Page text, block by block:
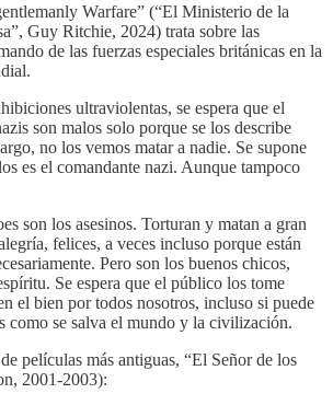
Warfare” (“El Ministerio de la
Guy Ritchie, 2024) trata sobre las
de las fuerzas especiales británicas en la
ultraviolentas, se espera que el
son malos solo porque se los describe
no los vemos matar a nadie. Se supone
es el comandante nazi. Aunque tampoco
son los asesinos. Torturan y matan a gran
felices, a veces incluso porque están
Pero son los buenos chicos,
Se espera que el público los tome
el bien por todos nosotros, incluso si puede
como se salva el mundo y la civilización.
películas más antiguas, “El Señor de los
2001-2003):